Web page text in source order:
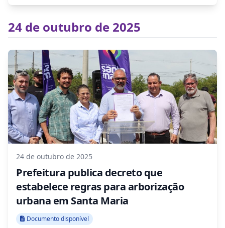
24 de outubro de 2025
24 de outubro de 2025
Prefeitura publica decreto que
estabelece regras para arborização
urbana em Santa Maria
Documento disponível